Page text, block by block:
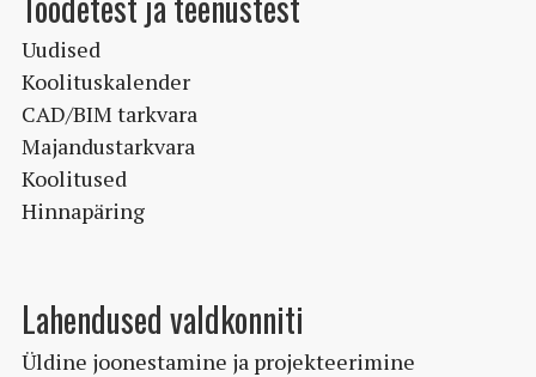
Uudised
Koolituskalender
CAD/BIM tarkvara
Majandustarkvara
Koolitused
Hinnapäring
Lahendused valdkonniti
Üldine joonestamine ja projekteerimine